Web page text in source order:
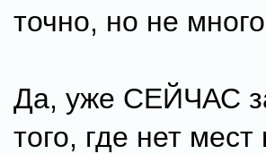
точно, но не
Да, уже СЕЙЧАС
того, где нет